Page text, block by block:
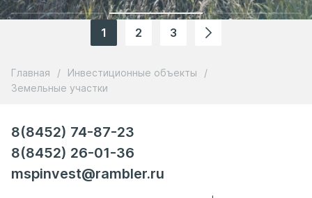
1 2 3
Главная / Инвестиционные объекты
/
Земельные участки
8(8452) 74-87-23
8(8452) 26-01-36
mspinvest@rambler.ru